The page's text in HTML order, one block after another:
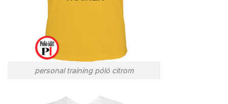
personal training póló citrom